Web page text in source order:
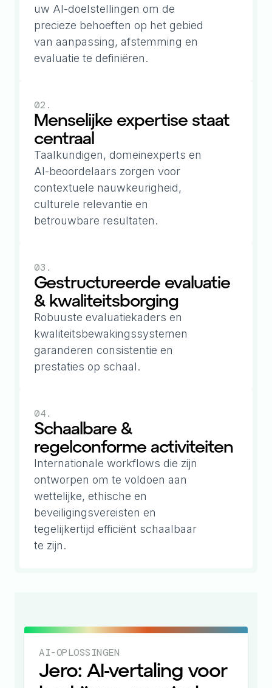
uw AI-doelstellingen om de
precieze behoeften op het gebied
van aanpassing, afstemming en
evaluatie te definiëren.
02.
Menselijke expertise staat
centraal
Taalkundigen, domeinexperts en
AI-beoordelaars zorgen voor
contextuele nauwkeurigheid,
culturele relevantie en
betrouwbare resultaten.
03.
Gestructureerde evaluatie
& kwaliteitsborging
Robuuste evaluatiekaders en
kwaliteitsbewakingssystemen
garanderen consistentie en
prestaties op schaal.
04.
Schaalbare &
regelconforme activiteiten
Internationale workflows die zijn
ontworpen om te voldoen aan
wettelijke, ethische en
beveiligingsvereisten en
tegelijkertijd efficiënt schaalbaar
te zijn.
AI-OPLOSSINGEN
Jero: AI-vertaling voor